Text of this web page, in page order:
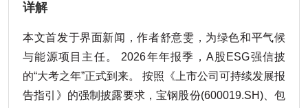
详解
本文首发于界面新闻，作者舒意雯，为绿色和平气候
与能源项目主任。 2026年年报季，A股ESG强信披
的“大考之年”正式到来。 按照《上市公司可持续发展报
告指引》的强制披露要求，宝钢股份(600019.SH)、包